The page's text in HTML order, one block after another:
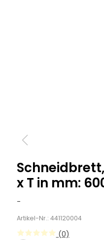
x T in mm:
-
Artikel-Nr.: 441120004
(0)